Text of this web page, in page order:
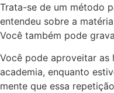
Trata-se de um método
entendeu sobre a
Você também pode
Você pode aproveitar as
academia, enquanto
mente que essa